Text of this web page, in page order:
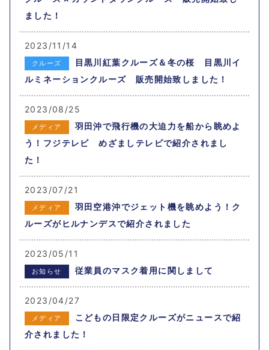
ました！
2023/11/14
クルーズ
目黒川紅葉クルーズ＆冬の桜 目黒川イ
ルミネーションクルーズ 販売開始致しました！
2023/08/25
メディア
羽田沖で飛行機の大迫力を船から眺めよ
う！フジテレビ めざましテレビで紹介されまし
た！
2023/07/21
メディア
羽田空港沖でジェット機を眺めよう！ク
ルーズがヒルナンデスで紹介されました
2023/05/11
お知らせ 従業員のマスク着用に関しまして
2023/04/27
メディア
こどもの日限定クルーズがニュースで紹
介されました！